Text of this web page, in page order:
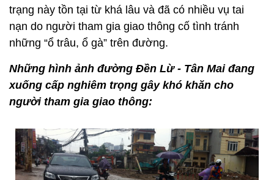
trạng này tồn tại từ khá lâu và đã có nhiều vụ tai
nạn do người tham gia giao thông cố tình tránh
những “ổ trâu, ổ gà” trên đường.
Những hình ảnh đường Đền Lừ - Tân Mai đang
xuống cấp nghiêm trọng gây khó khăn cho
người tham gia giao thông: